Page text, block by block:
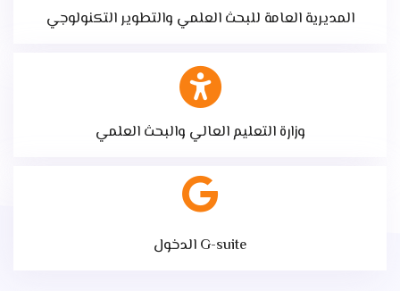
المديرية العامة للبحث العلمي والتطوير التكنولوجي
وزارة التعليم العالي والبحث العلمي
الدخول G-suite